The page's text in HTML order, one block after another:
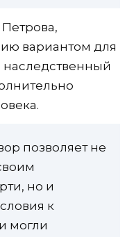
вариантом для
наследственный
позволяет не
но и
к
могли